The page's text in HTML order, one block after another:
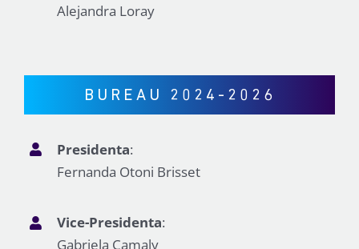
Alejandra Loray
BUREAU 2024-2026
Presidenta:
Fernanda Otoni Brisset
Vice-Presidenta:
Gabriela Camaly